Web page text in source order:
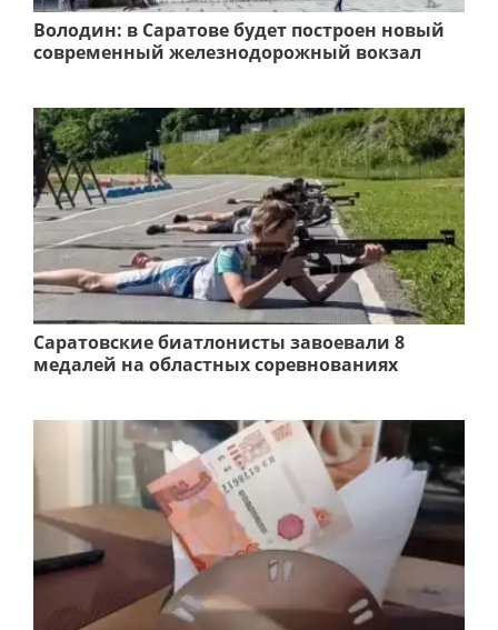
Володин: в Саратове будет построен новый
современный железнодорожный вокзал
Саратовские биатлонисты завоевали 8
медалей на областных соревнованиях